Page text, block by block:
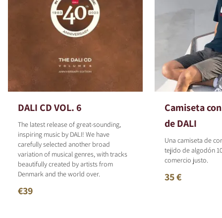
DALI CD VOL. 6
The latest release of great-sounding,
inspiring music by DALI! We have
carefully selected another broad
variation of musical genres, with tracks
beautifully created by artists from
Denmark and the world over.
€39
Camiseta
de DALI
Una camiseta de
tejido de algodón
comercio justo.
35 €